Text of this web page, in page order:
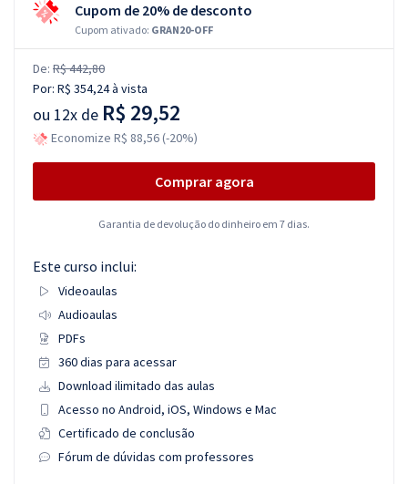
Cupom de 20% de desconto
Cupom ativado: GRAN20-OFF
De: R$ 442,80
Por: R$ 354,24à vista
ou 12x de R$ 29,52
Economize R$ 88,56 (-20%)
Comprar agora
Garantia de devolução do dinheiro em 7 dias.
Este curso inclui:
Videoaulas
Audioaulas
PDFs
360 dias para acessar
Download ilimitado das aulas
Acesso no Android, iOS, Windows e Mac
Certificado de conclusão
Fórum de dúvidas com professores